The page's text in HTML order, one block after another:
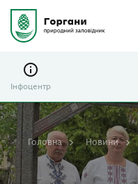
Інфоцентр
Головна Новини